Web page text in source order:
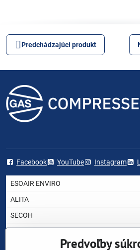
Predchádzajúci produkt
Facebook YouTube Instagram
ESOAIR ENVIRO
ALITA
SECOH
Predvoľby